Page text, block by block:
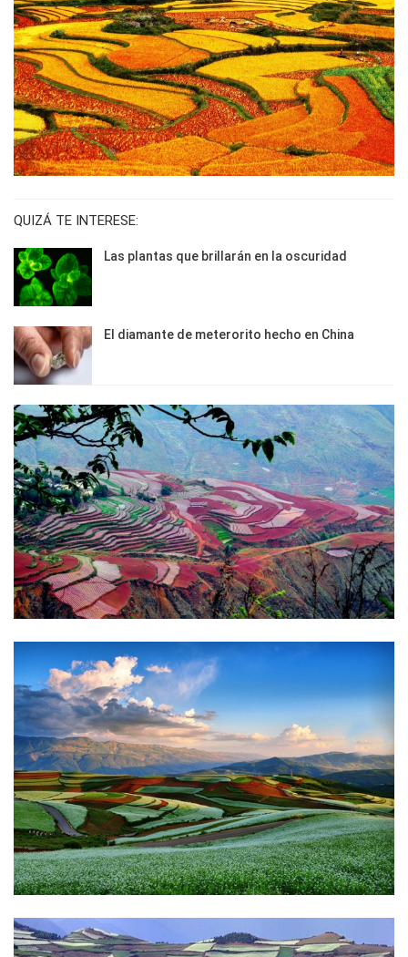
QUIZÁ TE INTERESE:
Las plantas que brillarán en la oscuridad
El diamante de meterorito hecho en China